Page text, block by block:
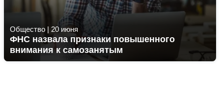
Общество | 20 июня
ФНС назвала признаки повышенного
внимания к самозанятым